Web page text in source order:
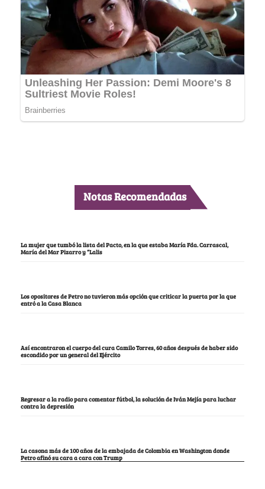
Notas Recomendadas
La mujer que tumbó la lista del Pacto, en la que estaba María Fda. Carrascal,
María del Mar Pizarro y “Lalis
Los opositores de Petro no tuvieron más opción que criticar la puerta por la que
entró a la Casa Blanca
Así encontraron el cuerpo del cura Camilo Torres, 60 años después de haber sido
escondido por un general del Ejército
Regresar a la radio para comentar fútbol, la solución de Iván Mejía para luchar
contra la depresión
La casona más de 100 años de la embajada de Colombia en Washington donde
Petro afinó su cara a cara con Trump